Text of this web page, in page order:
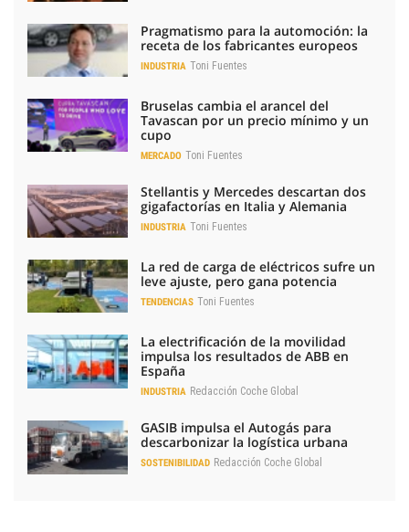
Pragmatismo para la automoción: la
receta de los fabricantes europeos
INDUSTRIA Toni Fuentes
Bruselas cambia el arancel del
Tavascan por un precio mínimo y un
cupo
MERCADO Toni Fuentes
Stellantis y Mercedes descartan dos
gigafactorías en Italia y Alemania
INDUSTRIA Toni Fuentes
La red de carga de eléctricos sufre un
leve ajuste, pero gana potencia
TENDENCIAS Toni Fuentes
La electrificación de la movilidad
impulsa los resultados de ABB en
España
INDUSTRIA Redacción Coche Global
GASIB impulsa el Autogás para
descarbonizar la logística urbana
SOSTENIBILIDAD Redacción Coche Global